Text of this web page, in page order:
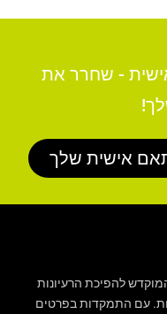
- שחרר את
אישית שלך
להפיכת הרעיונות
עם התמקדות בפרטים